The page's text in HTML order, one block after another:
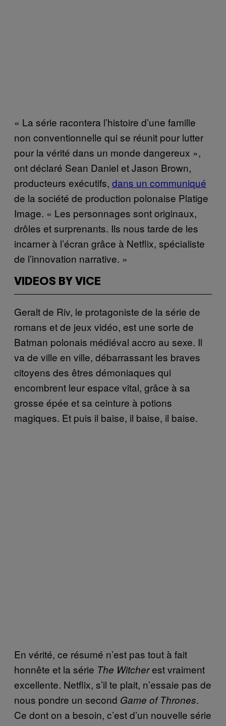
« La série racontera l’histoire d’une famille
non conventionnelle qui se réunit pour lutter
pour la vérité dans un monde dangereux »,
ont déclaré Sean Daniel et Jason Brown,
producteurs exécutifs, dans un communiqué
de la société de production polonaise Platige
Image. « Les personnages sont originaux,
drôles et surprenants. Ils nous tarde de les
incarner à l’écran grâce à Netflix, spécialiste
de l’innovation narrative. »
VIDEOS BY VICE
Geralt de Riv, le protagoniste de la série de
romans et de jeux vidéo, est une sorte de
Batman polonais médiéval accro au sexe. Il
va de ville en ville, débarrassant les braves
citoyens des êtres démoniaques qui
encombrent leur espace vital, grâce à sa
grosse épée et sa ceinture à potions
magiques. Et puis il baise, il baise, il baise.
En vérité, ce résumé n’est pas tout à fait
honnête et la série The Witcherest vraiment
excellente. Netflix, s’il te plait, n’essaie pas de
nous pondre un second Game of Thrones.
Ce dont on a besoin, c’est d’un nouvelle série